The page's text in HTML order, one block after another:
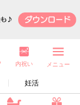
妊活
内祝い メニュー